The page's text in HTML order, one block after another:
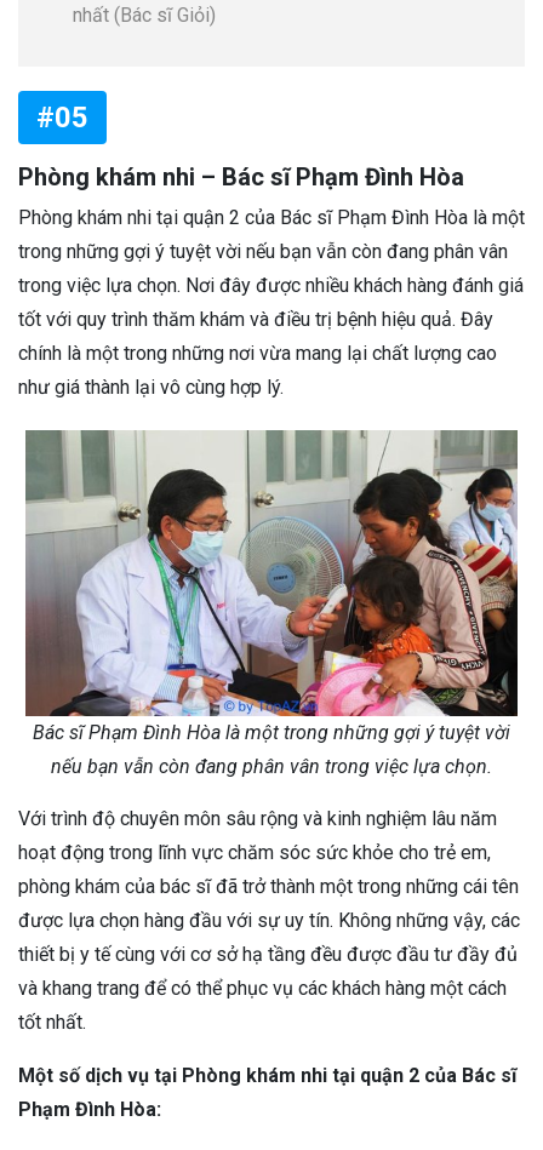
nhất (Bác sĩ Giỏi)
#05
Phòng khám nhi – Bác sĩ Phạm Đình Hòa
Phòng khám nhi tại quận 2 của Bác sĩ Phạm Đình Hòa là một
trong những gợi ý tuyệt vời nếu bạn vẫn còn đang phân vân
trong việc lựa chọn. Nơi đây được nhiều khách hàng đánh giá
tốt với quy trình thăm khám và điều trị bệnh hiệu quả. Đây
chính là một trong những nơi vừa mang lại chất lượng cao
như giá thành lại vô cùng hợp lý.
Bác sĩ Phạm Đình Hòa là một trong những gợi ý tuyệt vời
nếu bạn vẫn còn đang phân vân trong việc lựa chọn.
Với trình độ chuyên môn sâu rộng và kinh nghiệm lâu năm
hoạt động trong lĩnh vực chăm sóc sức khỏe cho trẻ em,
phòng khám của bác sĩ đã trở thành một trong những cái tên
được lựa chọn hàng đầu với sự uy tín. Không những vậy, các
thiết bị y tế cùng với cơ sở hạ tầng đều được đầu tư đầy đủ
và khang trang để có thể phục vụ các khách hàng một cách
tốt nhất.
Một số dịch vụ tại Phòng khám nhi tại quận 2 của Bác sĩ
Phạm Đình Hòa: